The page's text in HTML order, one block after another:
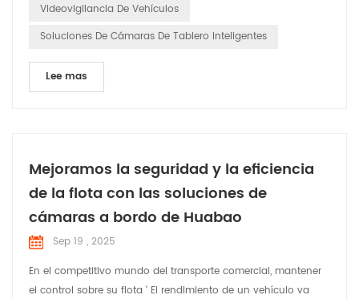
Videovigilancia De Vehículos
Soluciones De Cámaras De Tablero Inteligentes
Lee mas
Mejoramos la seguridad y la eficiencia
de la flota con las soluciones de
cámaras a bordo de Huabao
Sep 19 , 2025
En el competitivo mundo del transporte comercial, mantener
el control sobre su flota ' El rendimiento de un vehículo va